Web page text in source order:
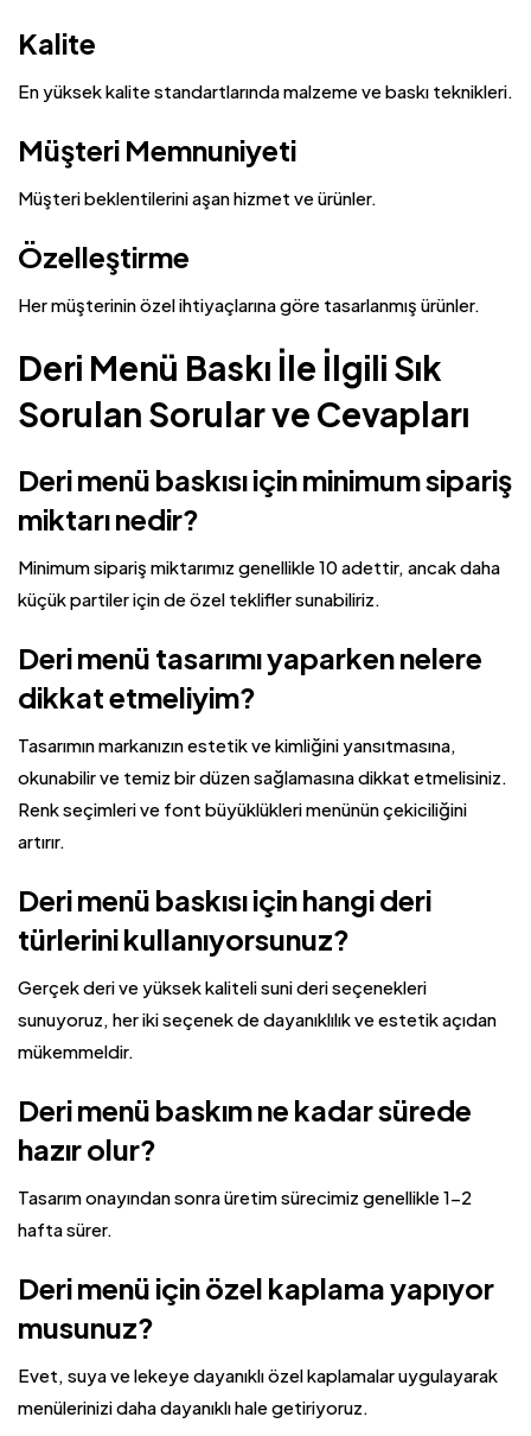
Kalite
En yüksek kalite standartlarında malzeme ve baskı teknikleri.
Müşteri Memnuniyeti
Müşteri beklentilerini aşan hizmet ve ürünler.
Özelleştirme
Her müşterinin özel ihtiyaçlarına göre tasarlanmış ürünler.
Deri Menü Baskı İle İlgili Sık
Sorulan Sorular ve Cevapları
Deri menü baskısı için minimum sipariş
miktarı nedir?
Minimum sipariş miktarımız genellikle 10 adettir, ancak daha
küçük partiler için de özel teklifler sunabiliriz.
Deri menü tasarımı yaparken nelere
dikkat etmeliyim?
Tasarımın markanızın estetik ve kimliğini yansıtmasına,
okunabilir ve temiz bir düzen sağlamasına dikkat etmelisiniz.
Renk seçimleri ve font büyüklükleri menünün çekiciliğini
artırır.
Deri menü baskısı için hangi deri
türlerini kullanıyorsunuz?
Gerçek deri ve yüksek kaliteli suni deri seçenekleri
sunuyoruz, her iki seçenek de dayanıklılık ve estetik açıdan
mükemmeldir.
Deri menü baskım ne kadar sürede
hazır olur?
Tasarım onayından sonra üretim sürecimiz genellikle 1-2
hafta sürer.
Deri menü için özel kaplama yapıyor
musunuz?
Evet, suya ve lekeye dayanıklı özel kaplamalar uygulayarak
menülerinizi daha dayanıklı hale getiriyoruz.